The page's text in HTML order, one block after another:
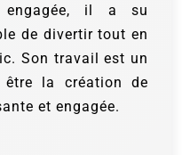
engagée, il a su
de divertir tout en
Son travail est un
la création de
et engagée.